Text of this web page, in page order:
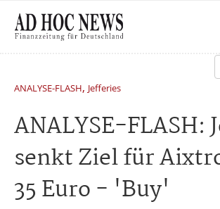
ANALYSE-FLASH, Jefferies
ANALYSE-FLASH:
senkt Ziel für
35 Euro - 'Buy'